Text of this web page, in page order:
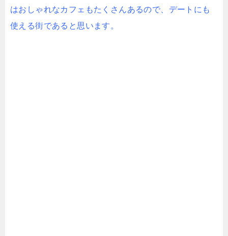
はおしゃれなカフェもたくさんあるので、デートにも
使える街であると思います。